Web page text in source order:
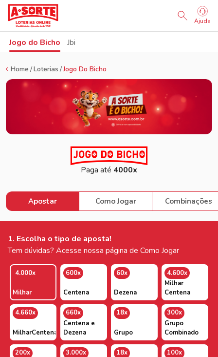
Ajuda
Jogo do Bicho Jbi
Home Loterias Jogo Do Bicho
Paga até 4000x
Apostar Como Jogar Combinações
1. Escolha o tipo de aposta!
Tem dúvidas? Acesse nossa página de Como Jogar
4.000x
Milhar
600x
Centena
60x
Dezena
4.600x
Milhar
Centena
4.660x
MilharCentenaDezena
660x
Centena e
Dezena
18x
Grupo
300x
Grupo
Combinado
200x
3.000x
18x
100x